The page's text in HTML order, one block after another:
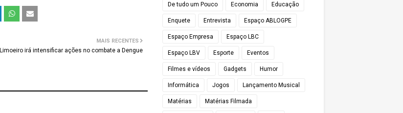
MAIS RECENTES
Limoeiro irá intensificar ações no combate a Dengue
De tudo um Pouco Economia Educação
Enquete Entrevista Espaço ABLOGPE
Espaço Empresa Espaço LBC
Espaço LBV Esporte Eventos
Filmes e vídeos Gadgets Humor
Informática Jogos Lançamento Musical
Matérias Matérias Filmada